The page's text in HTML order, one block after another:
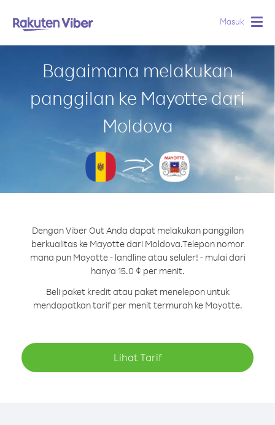
Masuk
Bagaimana melakukan
panggilan ke Mayotte dari
Moldova
Dengan Viber Out Anda dapat melakukan panggilan
berkualitas ke Mayotte dari Moldova.Telepon nomor
mana pun Mayotte - landline atau seluler! - mulai dari
hanya 15.0 ¢ per menit.
Beli paket kredit atau paket menelepon untuk
mendapatkan tarif per menit termurah ke Mayotte.
Lihat Tarif